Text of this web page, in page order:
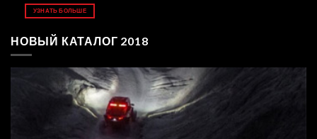
УЗНАТЬ БОЛЬШЕ
НОВЫЙ КАТАЛОГ 2018